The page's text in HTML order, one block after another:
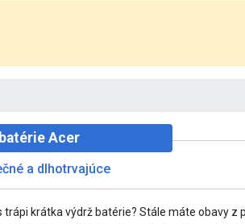
Acer
a dlhotrvajúce
trápi krátka výdrž batérie? Stále máte obavy z